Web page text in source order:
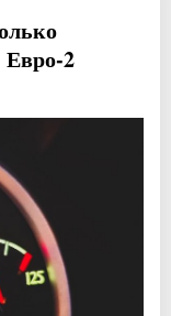
Евро-2